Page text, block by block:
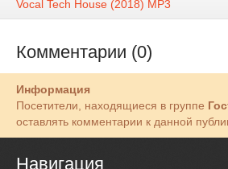
Vocal Tech House (2018) MP3
Комментарии (0)
Информация
Посетители, находящиеся в группе
оставлять комментарии к данной
Навигация